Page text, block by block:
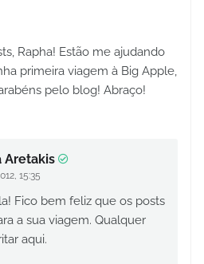
Rapha! Estão me ajudando
primeira viagem à Big Apple,
pelo blog! Abraço!
Aretakis
15:35
Fico bem feliz que os posts
a sua viagem. Qualquer
aqui.